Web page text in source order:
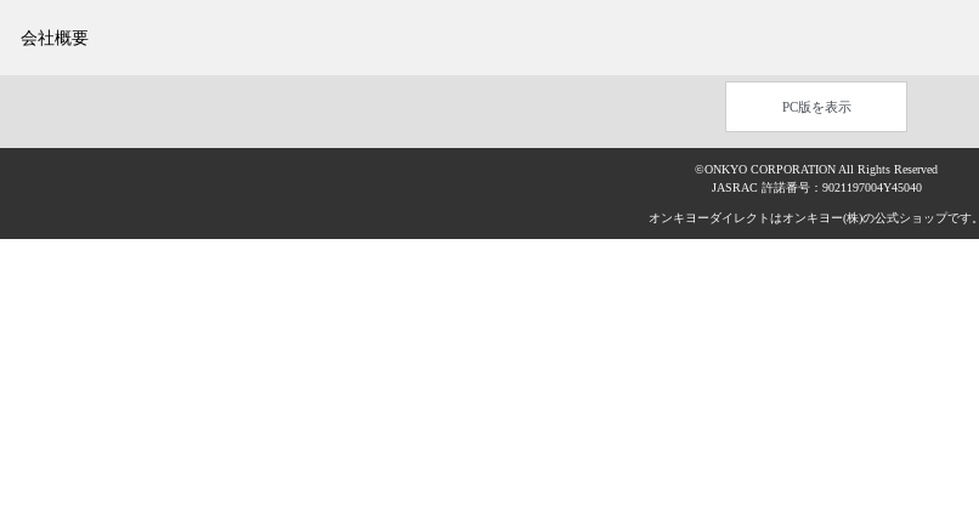
会社概要
PC版を表示
©ONKYO CORPORATION All Rights Reserved
JASRAC 許諾番号：9021197004Y45040
オンキヨーダイレクトはオンキヨー(株)の公式ショップです。